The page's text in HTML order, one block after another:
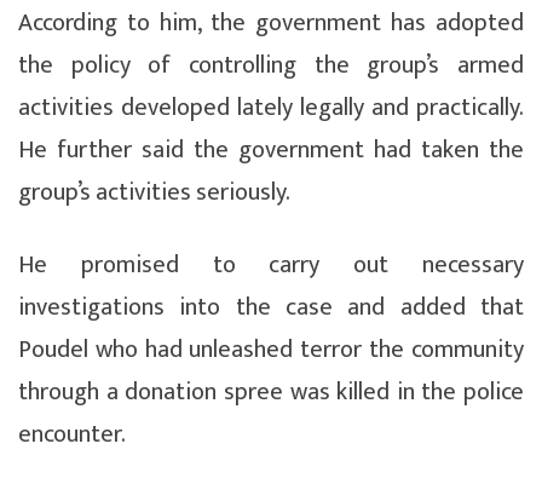
According to him, the government has adopted
the policy of controlling the group’s armed
activities developed lately legally and practically.
He further said the government had taken the
group’s activities seriously.
He promised to carry out necessary
investigations into the case and added that
Poudel who had unleashed terror the community
through a donation spree was killed in the police
encounter.